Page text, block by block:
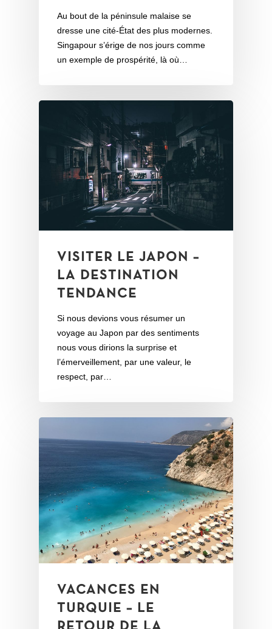
Au bout de la péninsule malaise se
dresse une cité-État des plus modernes.
Singapour s’érige de nos jours comme
un exemple de prospérité, là où…
VISITER LE JAPON –
LA DESTINATION
TENDANCE
Si nous devions vous résumer un
voyage au Japon par des sentiments
nous vous dirions la surprise et
l’émerveillement, par une valeur, le
respect, par…
VACANCES EN
TURQUIE – LE
RETOUR DE LA